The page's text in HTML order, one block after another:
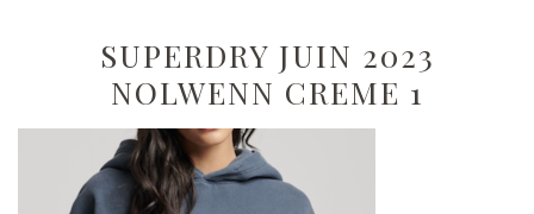
SUPERDRY JUIN 2023
NOLWENN CREME 1